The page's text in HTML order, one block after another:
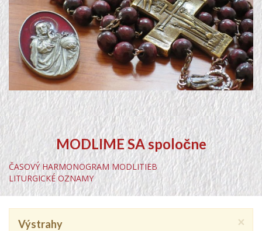
MODLIME SA spoločne
ČASOVÝ HARMONOGRAM MODLITIEB
LITURGICKÉ OZNAMY
×
Výstrahy